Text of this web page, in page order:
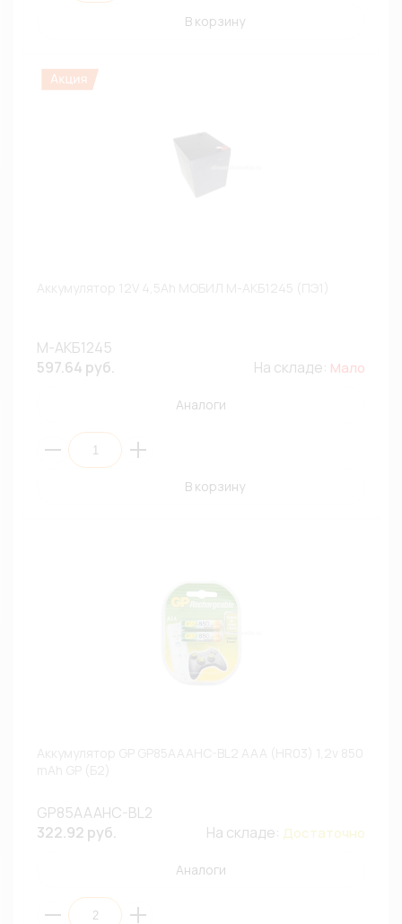
В корзину
М-АКБ1245
597.64 руб.
На складе: Мало
Аналоги
В корзину
GP85AAAHC-BL2
322.92 руб.
На складе: Достаточно
Аналоги